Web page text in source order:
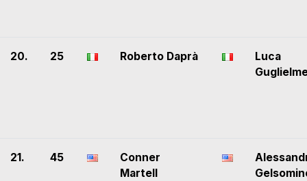
20. 25 Roberto Daprà
Luca
21. 45
Conner
Martell